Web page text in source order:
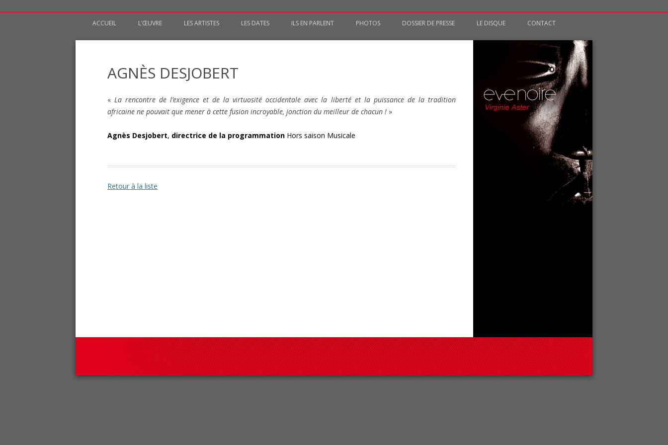
Aller au contenu principal
ACCUEIL L’ŒUVRE
LE THÈME
LA MISE EN SCÈNE
LES ARTISTES LES DATES ILS EN PARLENT PHOTOS DOSSIER DE PRESSE LE DISQUE CONTACT
AGNÈS DESJOBERT
«La rencontre de l’exigence et de la virtuosité occidentale avec la liberté et la puissance de la tradition
africaine ne pouvait que mener à cette fusion incroyable, jonction du meilleur de chacun ! »
Agnès Desjobert, directrice de la programmation Hors saison Musicale
Retour à la liste